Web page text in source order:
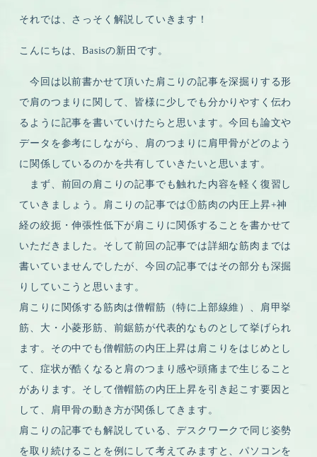
それでは、さっそく解説していきます！
こんにちは、Basisの新田です。
今回は以前書かせて頂いた肩こりの記事を深掘りする形
で肩のつまりに関して、皆様に少しでも分かりやすく伝わ
るように記事を書いていけたらと思います。今回も論文や
データを参考にしながら、肩のつまりに肩甲骨がどのよう
に関係しているのかを共有していきたいと思います。
まず、前回の肩こりの記事でも触れた内容を軽く復習し
ていきましょう。肩こりの記事では①筋肉の内圧上昇+神
経の絞扼・伸張性低下が肩こりに関係することを書かせて
いただきました。そして前回の記事では詳細な筋肉までは
書いていませんでしたが、今回の記事ではその部分も深掘
りしていこうと思います。
肩こりに関係する筋肉は僧帽筋（特に上部線維）、肩甲挙
筋、大・小菱形筋、前鋸筋が代表的なものとして挙げられ
ます。その中でも僧帽筋の内圧上昇は肩こりをはじめとし
て、症状が酷くなると肩のつまり感や頭痛まで生じること
があります。そして僧帽筋の内圧上昇を引き起こす要因と
して、肩甲骨の動き方が関係してきます。
肩こりの記事でも解説している、デスクワークで同じ姿勢
を取り続けることを例にして考えてみますと、パソコンを